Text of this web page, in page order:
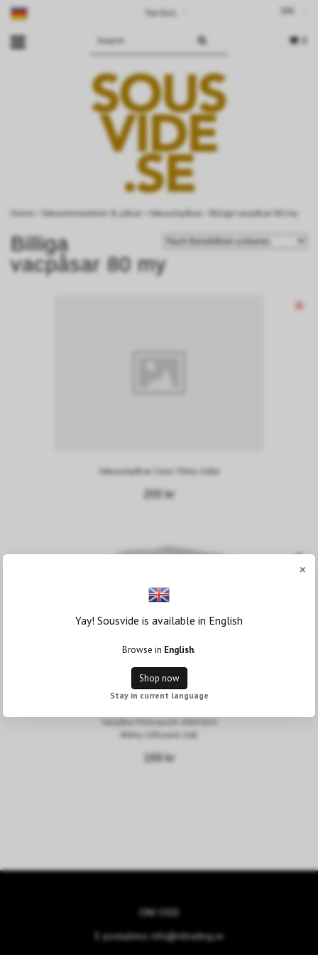
Tax Excl. SEK
0
Home Vakuummaskiner & påsar Vakuumpåsar Billiga vacpåsar 80 my
Billiga
vacpåsar 80 my
Vakuumpåsar Caso 70my släta
200 kr
Vacpåse Finnvacum 40x50cm
80my 100 pack slät
169 kr
OM OSS
E-postadress: info@nltrading.se
×
Yay! Sousvide is available in English
Browse in English.
Shop now
Stay in current language